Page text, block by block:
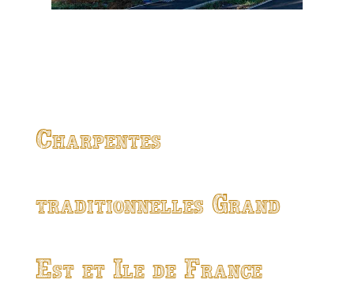
Charpentes
traditionnelles Grand
Est et Ile de France